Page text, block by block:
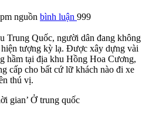
nguồn bình luận 999
Trung Quốc, người dân đang không
tượng kỳ lạ. Được xây dựng vài
hầm tại địa khu Hồng Hoa Cương,
cấp cho bất cứ lữ khách nào đi xe
thú vị.